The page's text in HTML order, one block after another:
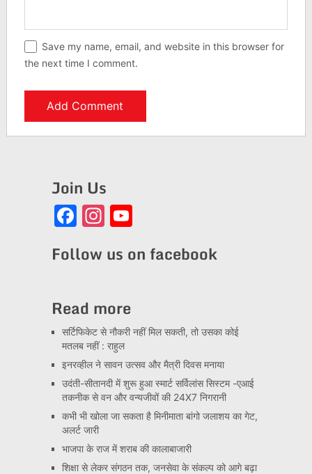
Save my name, email, and website in this browser for
the next time I comment.
Join Us
Facebook
Instagram
YouTube
Follow us on facebook
Read more
सर्टिफिकेट से नौकरी नहीं मिल सकती, तो उसका कोई
मतलब नहीं : राहुल
इनरव्हील ने सावन उत्सव और मैत्री दिवस मनाया
उदंती-सीतानदी में शुरू हुआ स्मार्ट सर्विलांस सिस्टम -एआई
तकनीक से वन और वन्यजीवों की 24X7 निगरानी
कभी भी खोला जा सकता है मिनीमाता बांगो जलाशय का गेट,
अलर्ट जारी
भाजपा के राज में शराब की कालाबाजारी
शिक्षा से लेकर संगठन तक, जनसेवा के संकल्प को आगे बढ़ा